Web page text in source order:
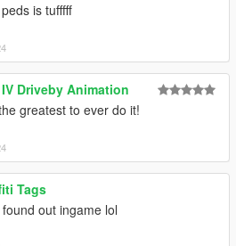
is tufffff
IV Driveby Animation
greatest to ever do it!
Tags
out ingame lol